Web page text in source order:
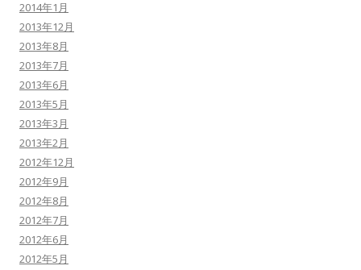
2014年1月
2013年12月
2013年8月
2013年7月
2013年6月
2013年5月
2013年3月
2013年2月
2012年12月
2012年9月
2012年8月
2012年7月
2012年6月
2012年5月